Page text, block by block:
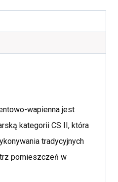
wapienna jest
kategorii CS II, która
tradycyjnych
pomieszczeń w